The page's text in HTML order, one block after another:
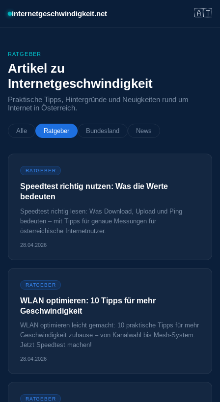
internetgeschwindigkeit.net 🇦🇹
RATGEBER
Artikel zu
Internetgeschwindigkeit
Praktische Tipps, Hintergründe und Neuigkeiten rund um
Internet in Österreich.
Alle Ratgeber Bundesland News
RATGEBER
Speedtest richtig nutzen: Was die Werte
bedeuten
Speedtest richtig lesen: Was Download, Upload und Ping
bedeuten – mit Tipps für genaue Messungen für
österreichische Internetnutzer.
28.04.2026
RATGEBER
WLAN optimieren: 10 Tipps für mehr
Geschwindigkeit
WLAN optimieren leicht gemacht: 10 praktische Tipps für mehr
Geschwindigkeit zuhause – von Kanalwahl bis Mesh-System.
Jetzt Speedtest machen!
28.04.2026
RATGEBER